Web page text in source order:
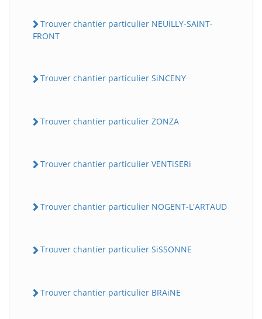
Trouver chantier particulier NEUiLLY-SAiNT-
FRONT
Trouver chantier particulier SiNCENY
Trouver chantier particulier ZONZA
Trouver chantier particulier VENTiSERi
Trouver chantier particulier NOGENT-L'ARTAUD
Trouver chantier particulier SiSSONNE
Trouver chantier particulier BRAiNE